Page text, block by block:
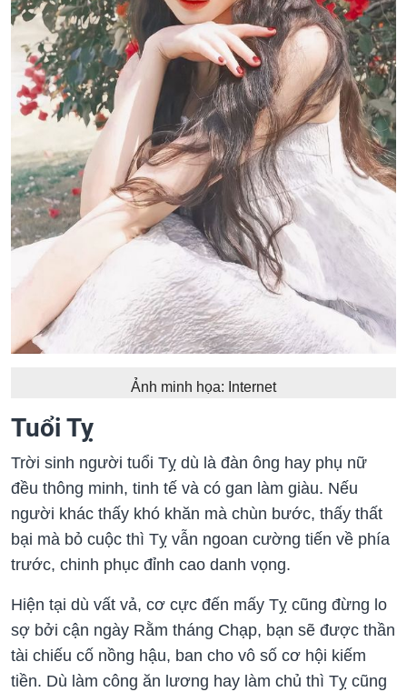
Ảnh minh họa: Internet
Tuổi Tỵ
Trời sinh người tuổi Tỵ dù là đàn ông hay phụ nữ
đều thông minh, tinh tế và có gan làm giàu. Nếu
người khác thấy khó khăn mà chùn bước, thấy thất
bại mà bỏ cuộc thì Tỵ vẫn ngoan cường tiến về phía
trước, chinh phục đỉnh cao danh vọng.
Hiện tại dù vất vả, cơ cực đến mấy Tỵ cũng đừng lo
sợ bởi cận ngày Rằm tháng Chạp, bạn sẽ được thần
tài chiếu cố nồng hậu, ban cho vô số cơ hội kiếm
tiền. Dù làm công ăn lương hay làm chủ thì Tỵ cũng